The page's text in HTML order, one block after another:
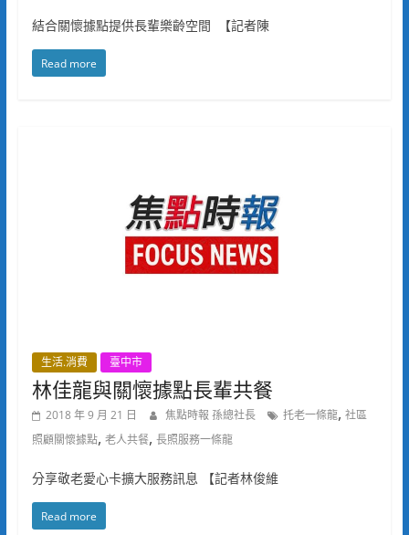
結合關懷據點提供長輩樂齡空間 【記者陳
Read more
生活.消費 臺中市
林佳龍與關懷據點長輩共餐
2018 年 9 月 21 日 焦點時報 孫總社長 托老一條龍, 社區
照顧關懷據點, 老人共餐, 長照服務一條龍
分享敬老愛心卡擴大服務訊息 【記者林俊維
Read more